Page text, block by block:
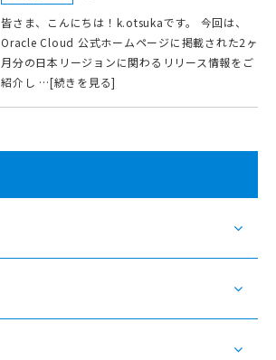
皆さま、こんにちは！k.otsukaです。 今回は、
Oracle Cloud 公式ホームページに掲載された2ヶ
月分の日本リージョンに関わるリリース情報をご
紹介し …[続きを見る]